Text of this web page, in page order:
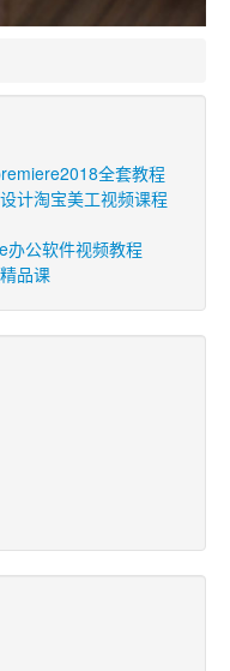
全套教程
计淘宝美工视频课程
办公软件视频教程
品课